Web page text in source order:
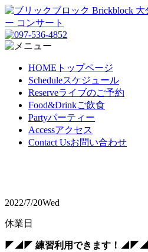
HOME トップページ
Scheduleスケジュール
Reserveライブのご予約
Food&Drinkご飲食
Partyパーティー
Accessアクセス
Contact Usお問い合わせ
2022/7/20Wed
休業日
◤◢◤ 練習利用できます！◢◤◢